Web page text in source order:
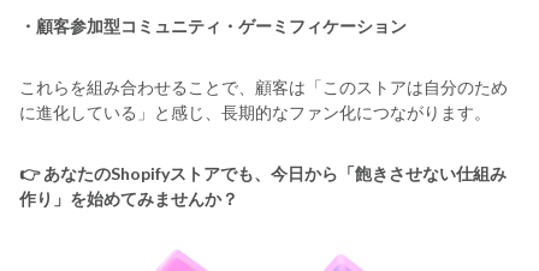
・顧客参加型コミュニティ・ゲーミフィケーション
これらを組み合わせることで、顧客は「このストアは自分のため
に進化している」と感じ、長期的なファン化につながります。
👉 あなたのShopifyストアでも、今日から「飽きさせない仕組み
作り」を始めてみませんか？